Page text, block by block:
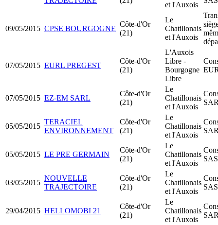
et l'Auxois
09/05/2015 CPSE BOURGOGNE
Côte-d'Or
(21)
Le
Chatillonais
et l'Auxois
07/05/2015 EURL PREGEST
Côte-d'Or
(21)
L'Auxois
Libre -
Bourgogne
Libre
07/05/2015 EZ-EM SARL
Côte-d'Or
(21)
Le
Chatillonais
et l'Auxois
05/05/2015
TERACIEL
ENVIRONNEMENT
Côte-d'Or
(21)
Le
Chatillonais
et l'Auxois
05/05/2015 LE PRE GERMAIN
Côte-d'Or
(21)
Le
Chatillonais
et l'Auxois
03/05/2015
NOUVELLE
TRAJECTOIRE
Côte-d'Or
(21)
Le
Chatillonais
et l'Auxois
29/04/2015 HELLOMOBI 21
Côte-d'Or
(21)
Le
Chatillonais
et l'Auxois